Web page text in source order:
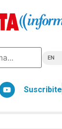
EN
Suscribite